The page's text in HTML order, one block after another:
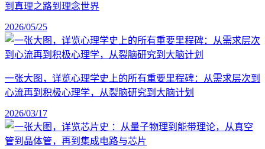
到真理之路到理念世界
2026/05/25
一张大图，详览心理学史上的所有重要里程碑：从需求层次到
心流再到积极心理学，从裂脑研究到大脑计划
2026/03/17